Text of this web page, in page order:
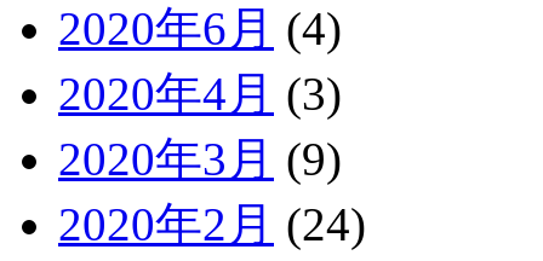
2020年6月 (4)
2020年4月 (3)
2020年3月 (9)
2020年2月 (24)